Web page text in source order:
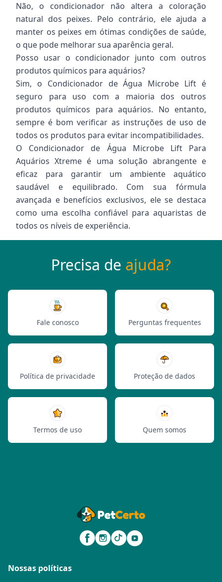
Não, o condicionador não altera a coloração
natural dos peixes. Pelo contrário, ele ajuda a
manter os peixes em ótimas condições de saúde,
o que pode melhorar sua aparência geral.
Posso usar o condicionador junto com outros
produtos químicos para aquários?
Sim, o Condicionador de Água Microbe Lift é
seguro para uso com a maioria dos outros
produtos químicos para aquários. No entanto,
sempre é bom verificar as instruções de uso de
todos os produtos para evitar incompatibilidades.
O Condicionador de Água Microbe Lift Para
Aquários Xtreme é uma solução abrangente e
eficaz para garantir um ambiente aquático
saudável e equilibrado. Com sua fórmula
avançada e benefícios exclusivos, ele se destaca
como uma escolha confiável para aquaristas de
todos os níveis de experiência.
Precisa de ajuda?
Fale conosco Perguntas frequentes
Política de privacidade Proteção de dados
Termos de uso Quem somos
Nossas políticas